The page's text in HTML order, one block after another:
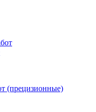
(прецизионные)